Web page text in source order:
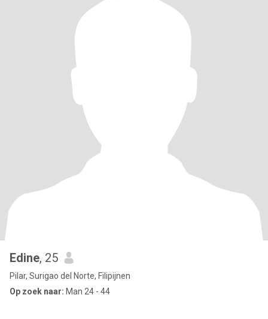
Edine, 25
Pilar, Surigao del Norte, Filipijnen
Op zoek naar: Man 24 - 44